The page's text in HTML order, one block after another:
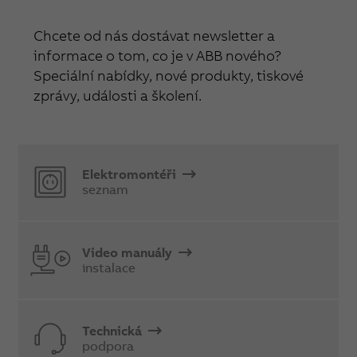
Chcete od nás dostávat newsletter a
informace o tom, co je v ABB nového?
Speciální nabídky, nové produkty, tiskové
zprávy, události a školení.
Elektromontéři
seznam
Video manuály
instalace
Technická
podpora